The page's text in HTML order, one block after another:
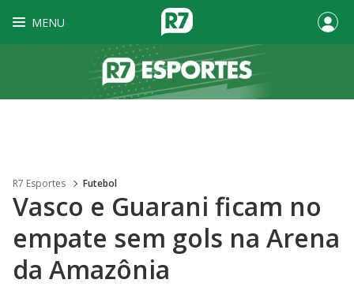
MENU
R7 Esportes Futebol
Vasco e Guarani ficam no
empate sem gols na Arena
da Amazônia